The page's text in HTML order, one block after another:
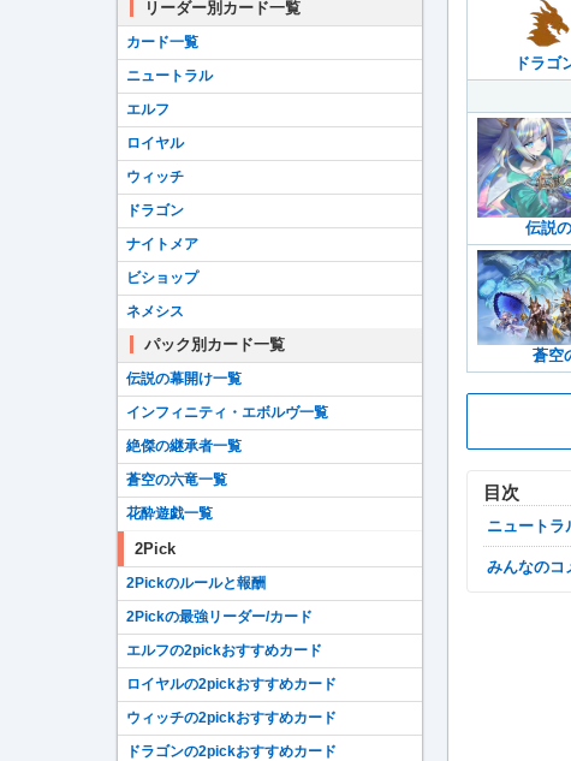
ドラゴ
伝説
蒼空
目次
ニュート
みんなの
リーダー別カード一覧
カード一覧
ニュートラル
エルフ
ロイヤル
ウィッチ
ドラゴン
ナイトメア
ビショップ
ネメシス
パック別カード一覧
伝説の幕開け一覧
インフィニティ・エボルヴ一覧
絶傑の継承者一覧
蒼空の六竜一覧
花酔遊戯一覧
2Pick
2Pickのルールと報酬
2Pickの最強リーダー/カード
エルフの2pickおすすめカード
ロイヤルの2pickおすすめカード
ウィッチの2pickおすすめカード
ドラゴンの2pickおすすめカード